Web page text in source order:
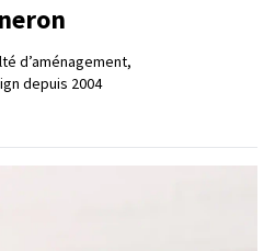
d’aménagement,
depuis 2004